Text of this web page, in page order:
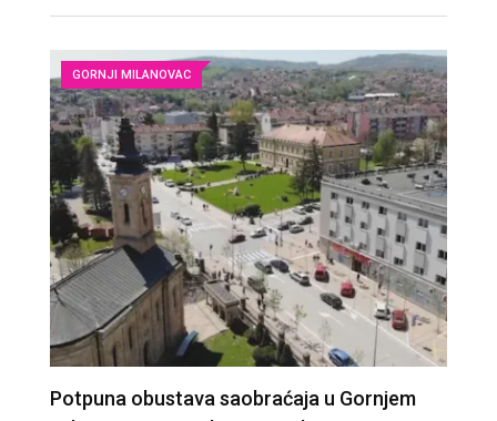
GORNJI MILANOVAC
Potpuna obustava saobraćaja u Gornjem